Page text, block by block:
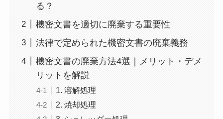
る？
機密文書を適切に廃棄する重要性
法律で定められた機密文書の廃棄義務
機密文書の廃棄方法4選｜メリット・デメ
リットを解説
1. 溶解処理
2. 焼却処理